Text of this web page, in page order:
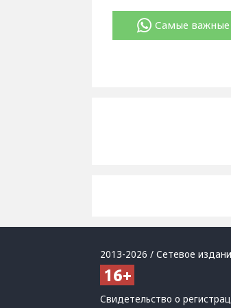
Самые важные
2013-2026 / Сетевое
Свидетельство о